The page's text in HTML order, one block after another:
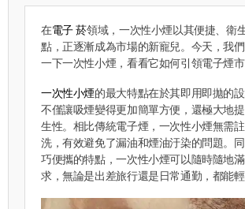
在電子 菸領域，一次性小煙以其便捷、衛
點，正逐漸成為市場的新寵兒。今天，我
一下一次性小煙，看看它如何引領電子煙市
一次性小煙的最大特點在於其即用即拋的
不僅讓吸煙變得更加簡單方便，還極大地
生性。相比傳統電子煙，一次性小煙無需
洗，有效避免了漏油和煙油汙染的問題。
巧便攜的特點，一次性小煙可以隨時隨地
求，無論是出差旅行還是日常通勤，都能輕